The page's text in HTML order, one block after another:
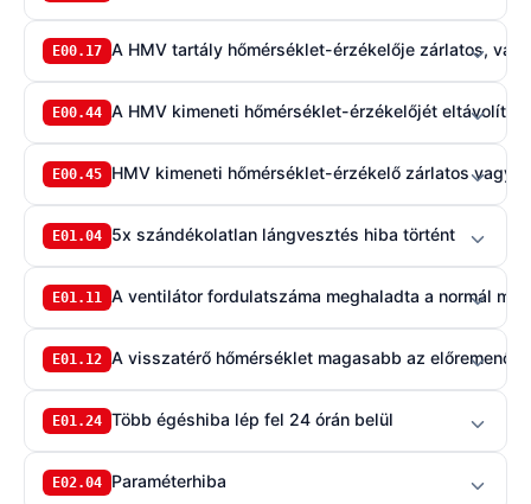
E00.17 A HMV tartály hőmérséklet-érzékelője zárlatos,
E00.44 A HMV kimeneti hőmérséklet-érzékelőjét
E00.45 HMV kimeneti hőmérséklet-érzékelő zárlatos vagy
E01.04 5x szándékolatlan lángvesztés hiba történt
E01.11 A ventilátor fordulatszáma meghaladta a normál
E01.12 A visszatérő hőmérséklet magasabb az előremenő
E01.24 Több égéshiba lép fel 24 órán belül
E02.04 Paraméterhiba